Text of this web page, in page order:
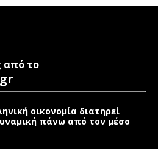
από το
οικονομία διατηρεί
πάνω από τον μέσο